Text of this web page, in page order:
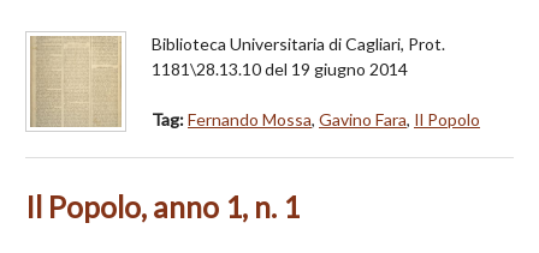
Biblioteca Universitaria di Cagliari, Prot.
1181\28.13.10 del 19 giugno 2014
Tag:Fernando Mossa, Gavino Fara, Il Popolo
Il Popolo, anno 1, n. 1